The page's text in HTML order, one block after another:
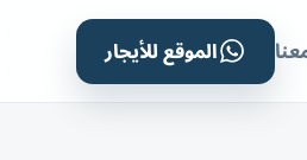
الموقع للأيجار